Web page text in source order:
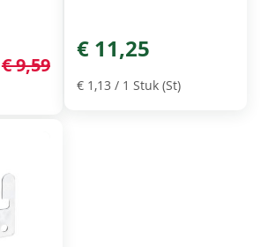
€ 9,59
€ 11,25
€ 1,13 / 1 Stuk (St)